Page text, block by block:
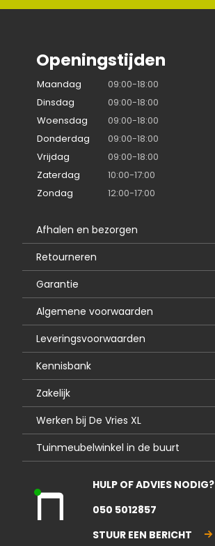
Openingstijden
Maandag
09:00-18:00
Dinsdag
09:00-18:00
Woensdag
09:00-18:00
Donderdag
09:00-18:00
Vrijdag
09:00-18:00
Zaterdag
10:00-17:00
Zondag
12:00-17:00
Afhalen en bezorgen
Retourneren
Garantie
Algemene voorwaarden
Leveringsvoorwaarden
Kennisbank
Zakelijk
Werken bij De Vries XL
Tuinmeubelwinkel in de buurt
nte
HULP OF ADVIES NODIG?
050 5012857
STUUR EEN BERICHT